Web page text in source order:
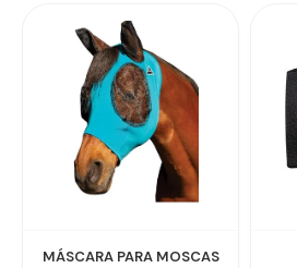
MÁSCARA PARA MOSCAS